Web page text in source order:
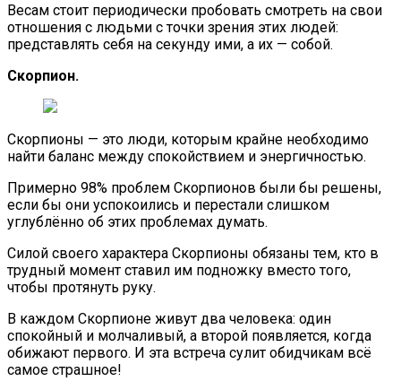
Весам стоит периодически пробовать смотреть на свои
отношения с людьми с точки зрения этих людей:
представлять себя на секунду ими, а их — собой.
Скорпион.
Скорпионы — это люди, которым крайне необходимо
найти баланс между спокойствием и энергичностью.
Примерно 98% проблем Скорпионов были бы решены,
если бы они успокоились и перестали слишком
углублённо об этих проблемах думать.
Силой своего характера Скорпионы обязаны тем, кто в
трудный момент ставил им подножку вместо того,
чтобы протянуть руку.
В каждом Скорпионе живут два человека: один
спокойный и молчаливый, а второй появляется, когда
обижают первого. И эта встреча сулит обидчикам всё
самое страшное!